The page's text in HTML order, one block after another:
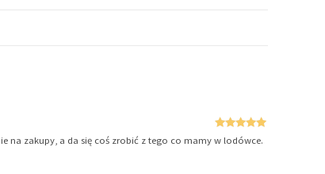
Oceniono
na zakupy, a da się coś zrobić z tego co mamy w lodówce.